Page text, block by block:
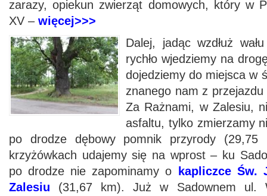
zarazy, opiekun zwierząt domowych, który w
XV – więcej>>>
Dalej, jadąc wzdłuż
rychło wjedziemy na
dojedziemy do miejsca w
znanego nam z
Za Rażnami, w Zalesiu,
asfaltu, tylko zmierzamy
po drodze dębowy pomnik przyrody
krzyżówkach udajemy się na wprost – ku
po drodze nie zapominamy o
kapliczce Św.
Zalesiu (31,67 km). Już w Sadownem ul.